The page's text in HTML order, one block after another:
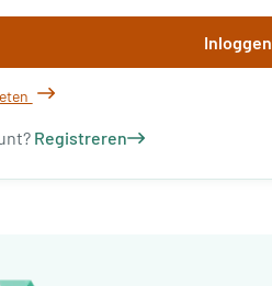
Inloggen
Registreren